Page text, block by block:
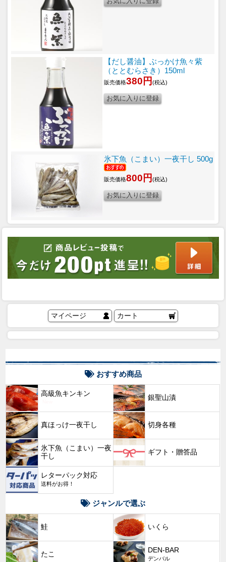
【だし醤油】ぶっかけ魚々紫
（ととむらさき）150ml
販売価格380円(税込)
氷下魚（こまい）一夜干し 500g
販売価格800円(税込)
マイページ カート
おすすめ商品
高級魚キンキン
銀聖山漬
真ほっけ一夜干し 切身各種
氷下魚（こまい）一夜
干し
ギフト・贈答品
レターパック対応
送料がお得！
ジャンルで選ぶ
鮭 いくら
たこ
DEN-BAR
デンバル